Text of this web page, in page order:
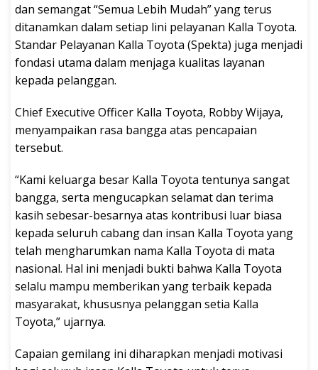
dan semangat “Semua Lebih Mudah” yang terus
ditanamkan dalam setiap lini pelayanan Kalla Toyota.
Standar Pelayanan Kalla Toyota (Spekta) juga menjadi
fondasi utama dalam menjaga kualitas layanan
kepada pelanggan.
Chief Executive Officer Kalla Toyota, Robby Wijaya,
menyampaikan rasa bangga atas pencapaian
tersebut.
“Kami keluarga besar Kalla Toyota tentunya sangat
bangga, serta mengucapkan selamat dan terima
kasih sebesar-besarnya atas kontribusi luar biasa
kepada seluruh cabang dan insan Kalla Toyota yang
telah mengharumkan nama Kalla Toyota di mata
nasional. Hal ini menjadi bukti bahwa Kalla Toyota
selalu mampu memberikan yang terbaik kepada
masyarakat, khususnya pelanggan setia Kalla
Toyota,” ujarnya.
Capaian gemilang ini diharapkan menjadi motivasi